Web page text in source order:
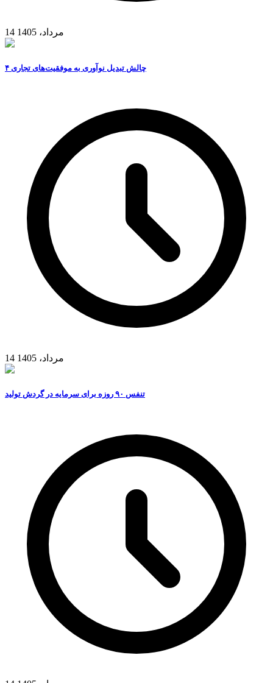
14 مرداد، 1405
۴ چالش تبدیل نوآوری به موفقیت‌های تجاری
14 مرداد، 1405
تنفس ۹۰ روزه برای سرمایه در گردش تولید